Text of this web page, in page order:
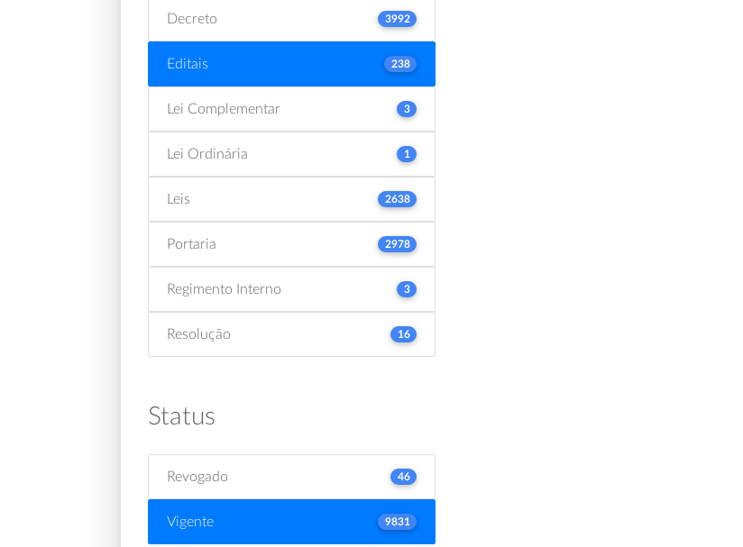
Decreto 3992
Editais 238
Lei Complementar 3
Lei Ordinária 1
Leis 2638
Portaria 2978
Regimento Interno 3
Resolução 16
Status
Revogado 46
Vigente 9831